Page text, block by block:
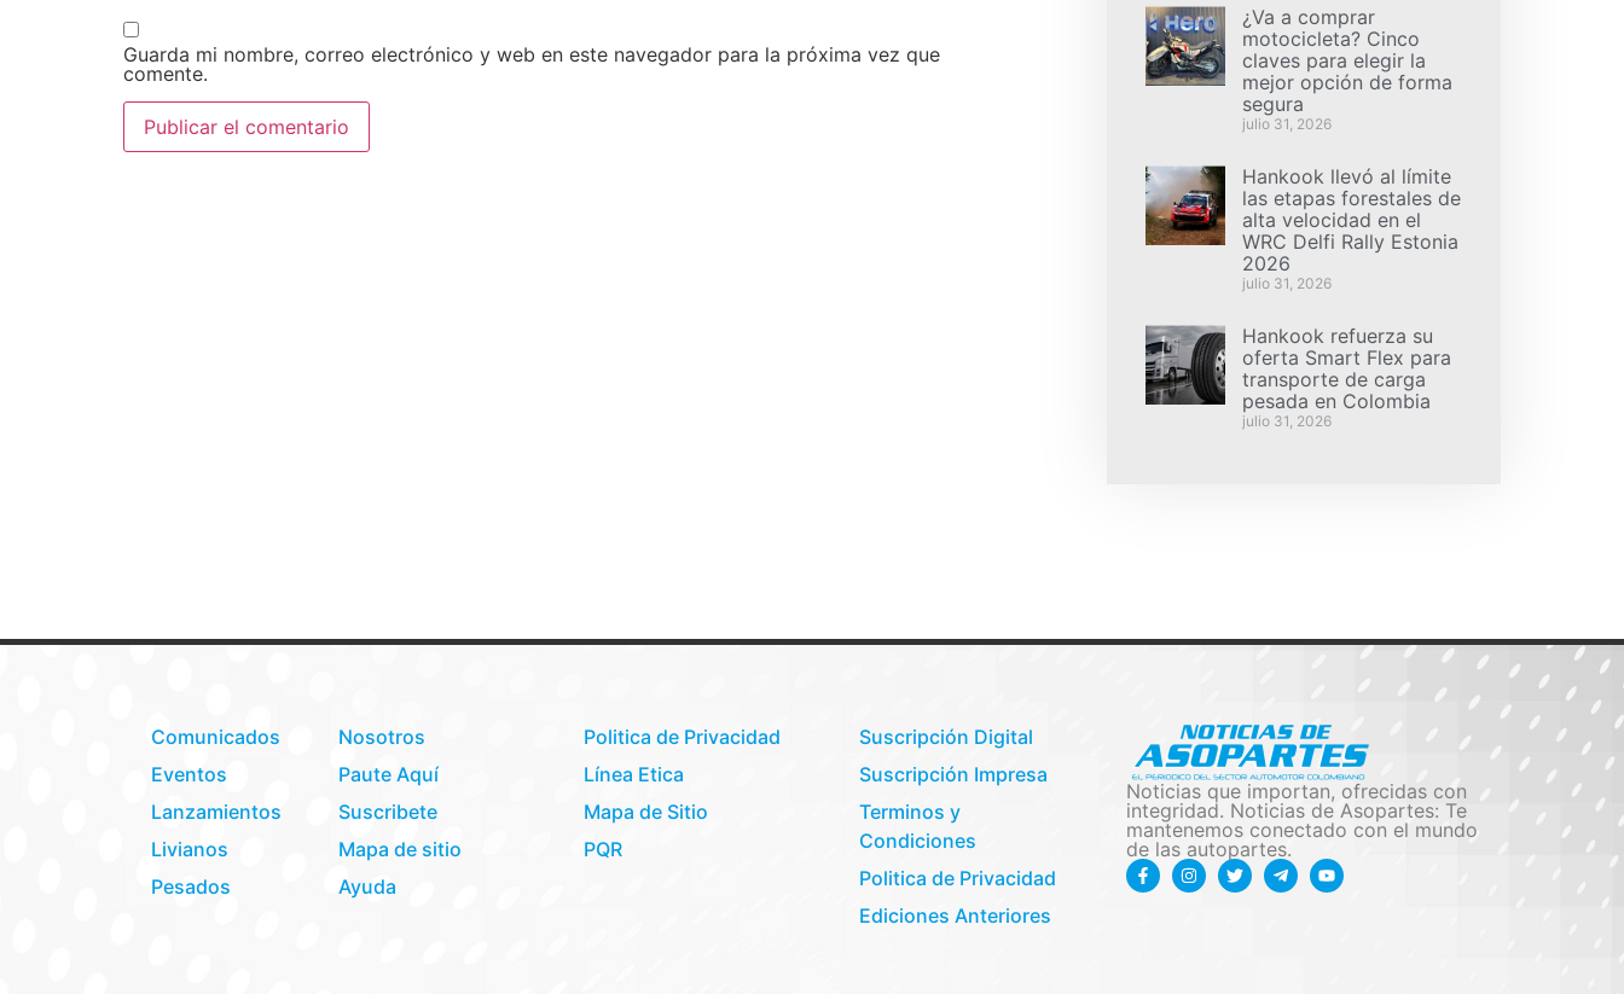
Guarda mi nombre, correo electrónico y web en este navegador para la próxima vez que
comente.
¿Va a comprar
motocicleta? Cinco
claves para elegir la
mejor opción de forma
segura
julio 31, 2026
Hankook llevó al límite
las etapas forestales de
alta velocidad en el
WRC Delfi Rally Estonia
2026
julio 31, 2026
Hankook refuerza su
oferta Smart Flex para
transporte de carga
pesada en Colombia
julio 31, 2026
Comunicados
Eventos
Lanzamientos
Livianos
Pesados
Nosotros
Paute Aquí
Suscribete
Mapa de sitio
Ayuda
Politica de Privacidad
Línea Etica
Mapa de Sitio
PQR
Suscripción Digital
Suscripción Impresa
Terminos y
Condiciones
Politica de Privacidad
Ediciones Anteriores
Noticias que importan, ofrecidas con
integridad. Noticias de Asopartes: Te
mantenemos conectado con el mundo
de las autopartes.